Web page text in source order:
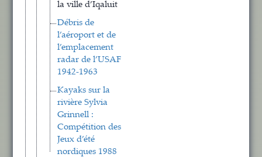
la ville d’Iqaluit
Débris de
l’aéroport et de
l’emplacement
radar de l’USAF
1942-1963
Kayaks sur la
rivière Sylvia
Grinnell :
Compétition des
Jeux d’été
nordiques 1988